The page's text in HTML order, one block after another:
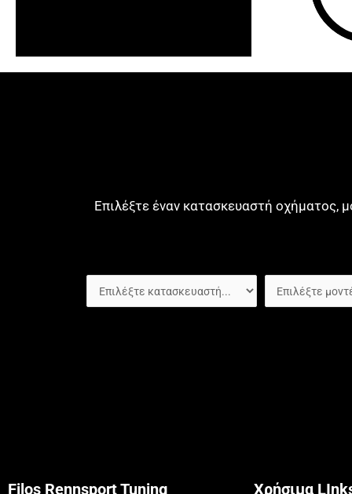
Επιλέξτε έναν κατασκευαστή οχήματος,
Filos Rennsport Tuning Χρήσιμα